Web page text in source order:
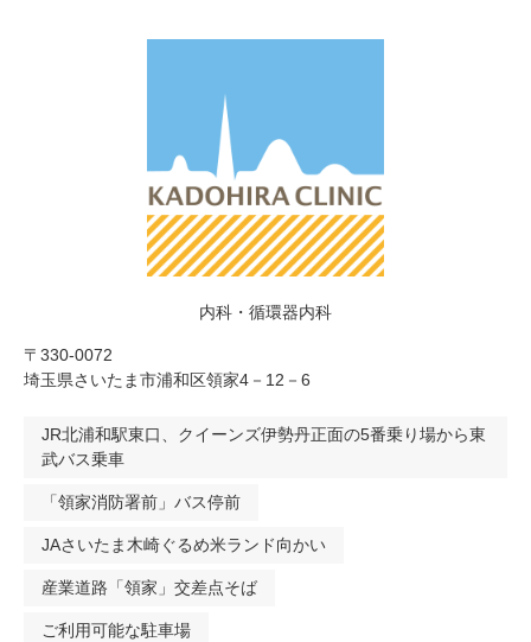
内科・循環器内科
〒330-0072
埼玉県さいたま市浦和区領家4－12－6
JR北浦和駅東口、クイーンズ伊勢丹正面の5番乗り場から東
武バス乗車
「領家消防署前」バス停前
JAさいたま木崎ぐるめ米ランド向かい
産業道路「領家」交差点そば
ご利用可能な駐車場